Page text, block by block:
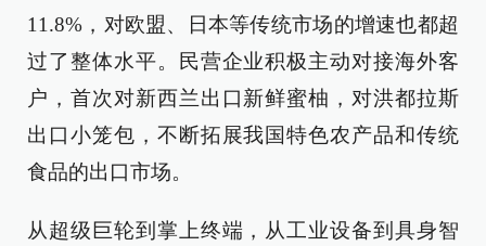
11.8%，对欧盟、日本等传统市场的增速也都超
过了整体水平。民营企业积极主动对接海外客
户，首次对新西兰出口新鲜蜜柚，对洪都拉斯
出口小笼包，不断拓展我国特色农产品和传统
食品的出口市场。
从超级巨轮到掌上终端，从工业设备到具身智